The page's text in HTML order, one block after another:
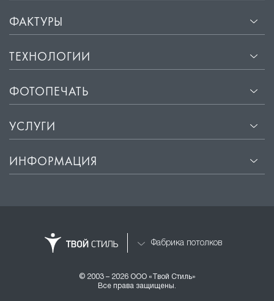
ФАКТУРЫ
ТЕХНОЛОГИИ
ФОТОПЕЧАТЬ
УСЛУГИ
ИНФОРМАЦИЯ
Фабрика потолков
© 2003 – 2026 ООО «Твой Стиль»
Все права защищены.